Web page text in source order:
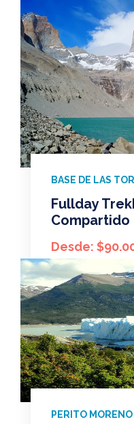
VER
BASE DE LAS
Fullday
Compartido
Desde:
PERITO MORENO